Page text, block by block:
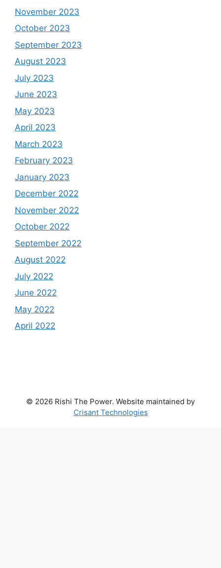
November 2023
October 2023
September 2023
August 2023
July 2023
June 2023
May 2023
April 2023
March 2023
February 2023
January 2023
December 2022
November 2022
October 2022
September 2022
August 2022
July 2022
June 2022
May 2022
April 2022
© 2026 Rishi The Power. Website maintained by
Crisant Technologies